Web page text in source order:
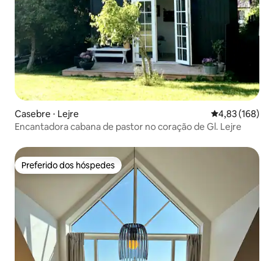
Casebre ⋅ Lejre 4,83 de uma
4,83 (168)
Encantadora cabana de pastor no coração de Gl. Lejre
Preferido dos hóspedes
Preferido dos hóspedes